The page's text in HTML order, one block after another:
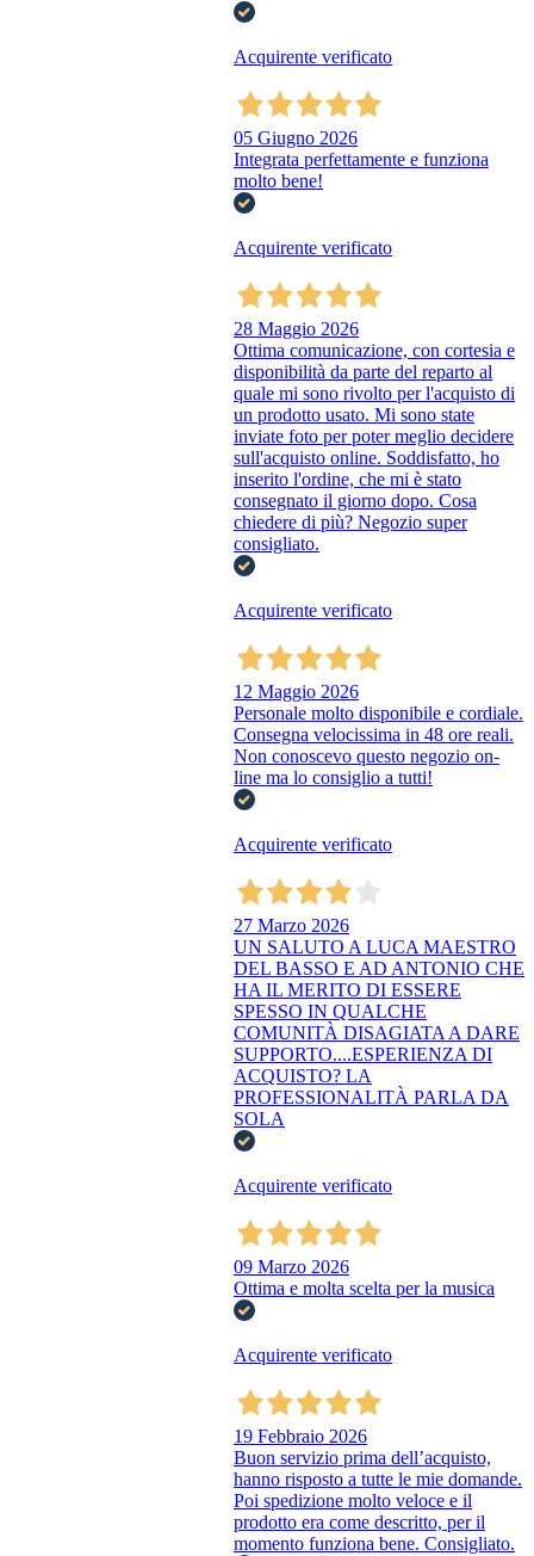
Acquirente verificato
05 Giugno 2026
Integrata perfettamente e funziona
molto bene!
Acquirente verificato
28 Maggio 2026
Ottima comunicazione, con cortesia e
disponibilità da parte del reparto al
quale mi sono rivolto per l'acquisto di
un prodotto usato. Mi sono state
inviate foto per poter meglio decidere
sull'acquisto online. Soddisfatto, ho
inserito l'ordine, che mi è stato
consegnato il giorno dopo. Cosa
chiedere di più? Negozio super
consigliato.
Acquirente verificato
12 Maggio 2026
Personale molto disponibile e cordiale.
Consegna velocissima in 48 ore reali.
Non conoscevo questo negozio on-
line ma lo consiglio a tutti!
Acquirente verificato
27 Marzo 2026
UN SALUTO A LUCA MAESTRO
DEL BASSO E AD ANTONIO CHE
HA IL MERITO DI ESSERE
SPESSO IN QUALCHE
COMUNITÀ DISAGIATA A DARE
SUPPORTO....ESPERIENZA DI
ACQUISTO? LA
PROFESSIONALITÀ PARLA DA
SOLA
Acquirente verificato
09 Marzo 2026
Ottima e molta scelta per la musica
Acquirente verificato
19 Febbraio 2026
Buon servizio prima dell’acquisto,
hanno risposto a tutte le mie domande.
Poi spedizione molto veloce e il
prodotto era come descritto, per il
momento funziona bene. Consigliato.